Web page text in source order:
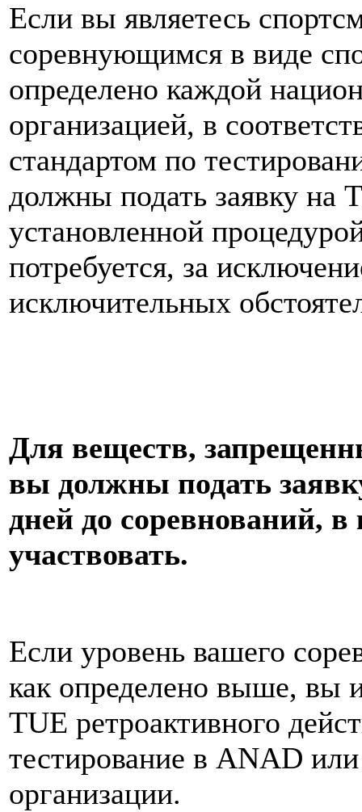
Если вы являетесь
соревнующимся в виде
определено каждой
организацией, в
стандартом по
должны подать заявку на
установленной
потребуется, за
исключительных
Для веществ,
вы должны подать
дней до соревнований,
участвовать.
Если уровень вашего
как определено выше, вы
TUE ретроактивного
тестирование в ANAD
организации.